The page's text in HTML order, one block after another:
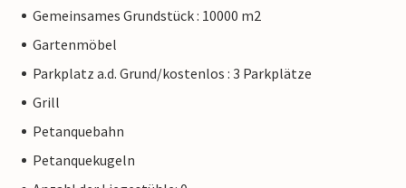
Gemeinsames Grundstück : 10000 m2
Gartenmöbel
Parkplatz a.d. Grund/kostenlos : 3 Parkplätze
Grill
Petanquebahn
Petanquekugeln